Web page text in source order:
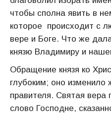
чтобы сполна явить в
которое происходит с
вере и Боге. Что же
князю Владимиру и
Обращение князя ко
глубоким; оно изменило
правителя. Святая
слово Господне,